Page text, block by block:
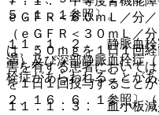
５．１．１参照〕。
１１．１．２． 静脈血栓
満）及び深部静脈血栓症
栓症があらわれることが
１１．１．３． 血小板
ｅＧＦＲ＜６０ｍＬ／分
（ｅＧＦＲ＜３０ｍＬ／
は、５０ｍｇを１日１回
害を有する患者において
を１日１回投与すること
２、１６．６．１参照〕